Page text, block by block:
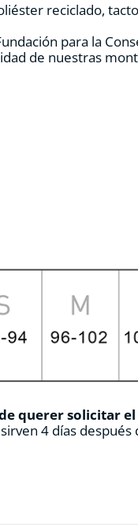
reciclado,
para la
de nuestras
querer solicitar
4 días